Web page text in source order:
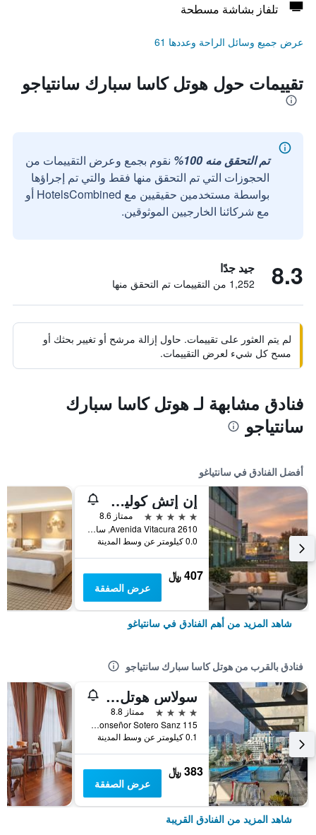
تلفاز بشاشة مسطحة
عرض جميع وسائل الراحة وعددها 61
تقييمات حول هوتل كاسا سبارك سانتياجو
تم التحقق منه 100%
نقوم بجمع وعرض التقييمات من
الحجوزات التي تم التحقق منها فقط والتي تم إجراؤها
بواسطة مستخدمين حقيقيين مع HotelsCombined أو
مع شركائنا الخارجيين الموثوقين.
8.3 جيد جدًا
1,252 من التقييمات تم التحقق منها
لم يتم العثور على تقييمات. حاول إزالة مرشح أو تغيير بحثك أو
مسح كل شيء لعرض التقييمات.
فنادق مشابهة لـ هوتل كاسا سبارك
سانتياجو
أفضل الفنادق في سانتياغو
إن إتش كوليكشين بلازا سانتياغو
5 نجوم
ممتاز 8.6
Avenida Vitacura 2610, سانتياغو, شيلي
0.0 كيلومتر عن وسط المدينة
407 ﷼
عرض الصفقة
شاهد المزيد من أهم الفنادق في سانتياغو
فنادق بالقرب من هوتل كاسا سبارك سانتياجو
سولاس هوتل سانتياجو
4 نجوم
ممتاز 8.8
Monseñor Sotero Sanz 115, سانتياغو, شيلي
0.1 كيلومتر عن وسط المدينة
383 ﷼
عرض الصفقة
شاهد المزيد من الفنادق القريبة